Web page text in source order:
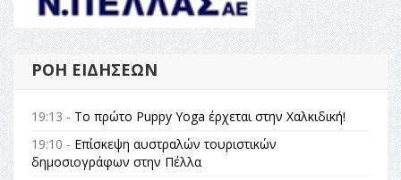
ΡΟΉ ΕΙΔΉΣΕΩΝ
19:13 - Το πρώτο Puppy Yoga έρχεται στην Χαλκιδική!
19:10 - Επίσκεψη αυστραλών τουριστικών
δημοσιογράφων στην Πέλλα